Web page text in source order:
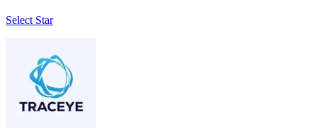
Select Star